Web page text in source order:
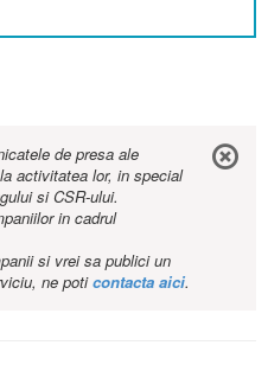
de presa ale
activitatea lor, in special
si CSR-ului.
in cadrul
si vrei sa publici un
ne poticontacta aici.